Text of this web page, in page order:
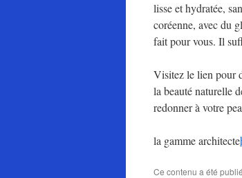
lisse et hydratée,
coréenne, avec du
fait pour vous. Il
Visitez le lien pour
la beauté naturelle
redonner à votre
la gamme architecte
Ce contenu a été